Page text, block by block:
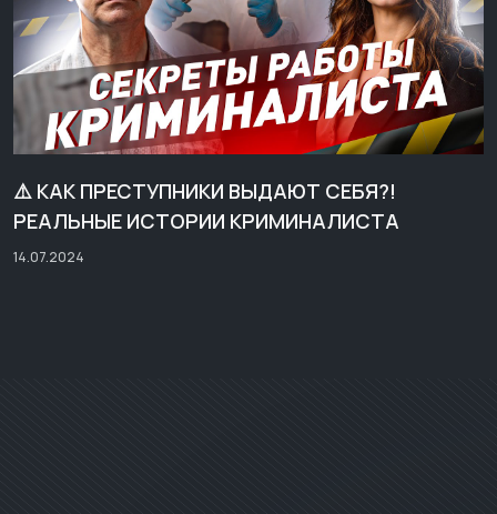
⚠️ КАК ПРЕСТУПНИКИ ВЫДАЮТ СЕБЯ?!
РЕАЛЬНЫЕ ИСТОРИИ КРИМИНАЛИСТА
14.07.2024